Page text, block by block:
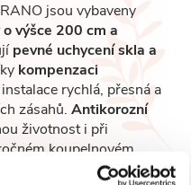
jsou vybaveny
výšce 200 cm a
pevné uchycení skla a
kompenzaci
rychlá, přesná a
zásahů. Antikorozní
životnost i při
koupelnovém